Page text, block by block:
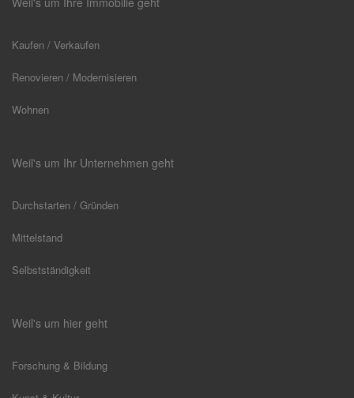
Kaufen / Verkaufen
Renovieren / Modernisieren
Wohnen
Weil's um Ihr Unternehmen geht
Durchstarten / Gründen
Mittelstand
Selbstständigkeit
Weil's um hier geht
Forschung & Bildung